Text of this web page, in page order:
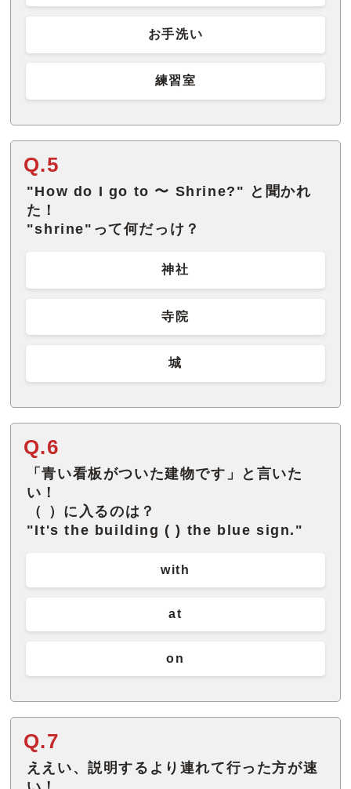
お手洗い
練習室
Q.5
"How do I go to 〜 Shrine?" と聞かれ
た！
"shrine"って何だっけ？
神社
寺院
城
Q.6
「青い看板がついた建物です」と言いた
い！
（ ）に入るのは？
"It's the building ( ) the blue sign."
with
at
on
Q.7
ええい、説明するより連れて行った方が速